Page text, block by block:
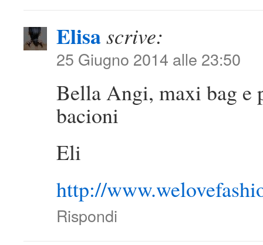
Elisascrive:
25 Giugno 2014 alle 23:50
Bella Angi, maxi bag e
bacioni
Eli
http://
Rispondi